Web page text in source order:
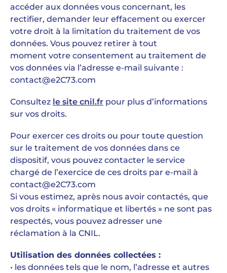
accéder aux données vous concernant, les
rectifier, demander leur effacement ou exercer
votre droit à la limitation du traitement de vos
données. Vous pouvez retirer à tout
moment votre consentement au traitement de
vos données via l’adresse e-mail suivante :
contact@e2C73.com
Consultez le site cnil.fr pour plus d’informations
sur vos droits.
Pour exercer ces droits ou pour toute question
sur le traitement de vos données dans ce
dispositif, vous pouvez contacter le service
chargé de l’exercice de ces droits par e-mail à
contact@e2C73.com
Si vous estimez, après nous avoir contactés, que
vos droits « informatique et libertés » ne sont pas
respectés, vous pouvez adresser une
réclamation à la CNIL.
Utilisation des données collectées :
• les données tels que le nom, l’adresse et autres